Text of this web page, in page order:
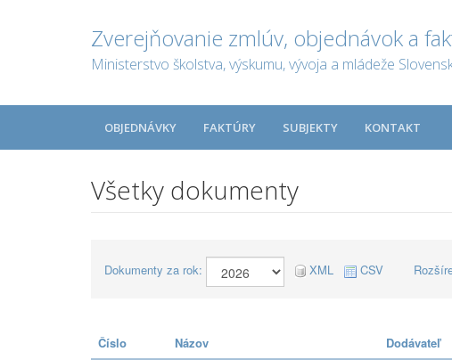
Zverejňovanie zmlúv, objednávok a
Ministerstvo školstva, výskumu, vývoja a mládeže
OBJEDNÁVKY FAKTÚRY SUBJEKTY KONTAKT
Všetky dokumenty
Dokumenty za rok: XML CSV
Číslo Názov Dodávateľ